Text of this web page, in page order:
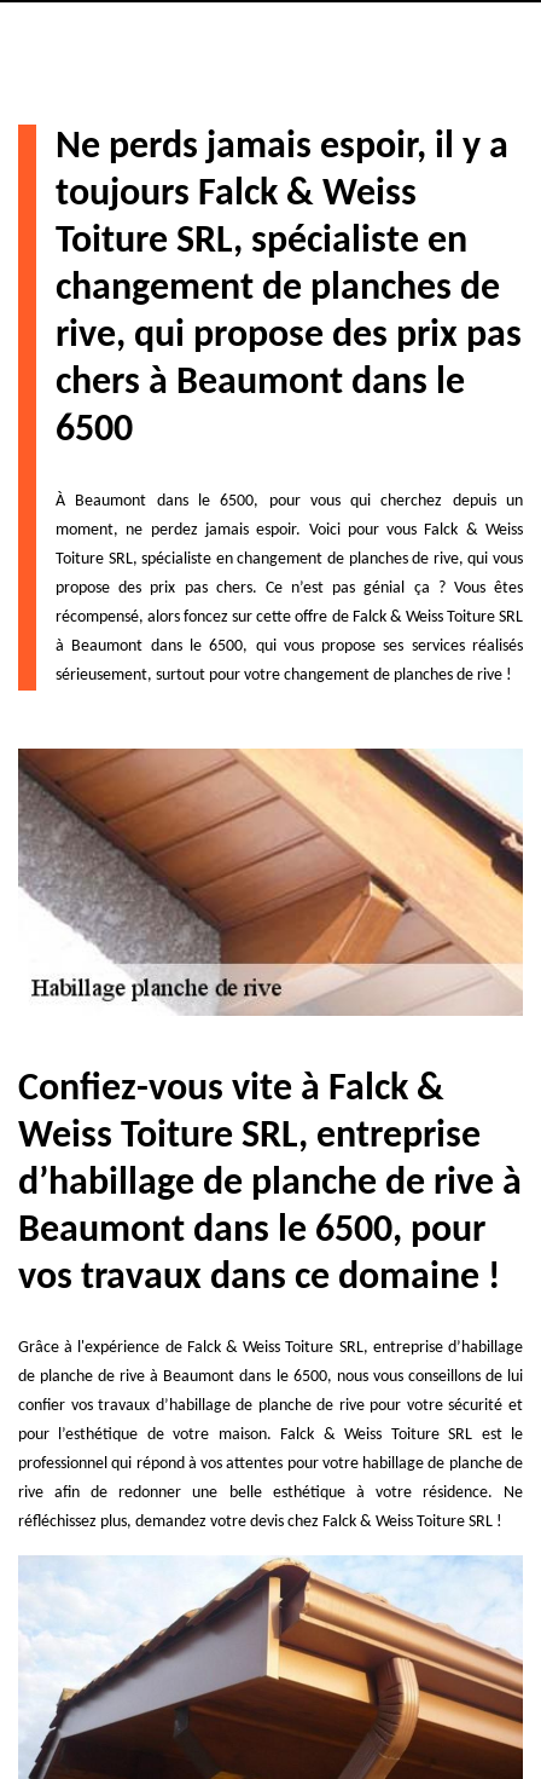
Ne perds jamais espoir, il y a
toujours Falck & Weiss
Toiture SRL, spécialiste en
changement de planches de
rive, qui propose des prix pas
chers à Beaumont dans le
6500
À Beaumont dans le 6500, pour vous qui cherchez depuis un
moment, ne perdez jamais espoir. Voici pour vous Falck & Weiss
Toiture SRL, spécialiste en changement de planches de rive, qui vous
propose des prix pas chers. Ce n’est pas génial ça ? Vous êtes
récompensé, alors foncez sur cette offre de Falck & Weiss Toiture SRL
à Beaumont dans le 6500, qui vous propose ses services réalisés
sérieusement, surtout pour votre changement de planches de rive !
Confiez-vous vite à Falck &
Weiss Toiture SRL, entreprise
d’habillage de planche de rive à
Beaumont dans le 6500, pour
vos travaux dans ce domaine !
Grâce à l'expérience de Falck & Weiss Toiture SRL, entreprise d’habillage
de planche de rive à Beaumont dans le 6500, nous vous conseillons de lui
confier vos travaux d’habillage de planche de rive pour votre sécurité et
pour l’esthétique de votre maison. Falck & Weiss Toiture SRL est le
professionnel qui répond à vos attentes pour votre habillage de planche de
rive afin de redonner une belle esthétique à votre résidence. Ne
réfléchissez plus, demandez votre devis chez Falck & Weiss Toiture SRL !